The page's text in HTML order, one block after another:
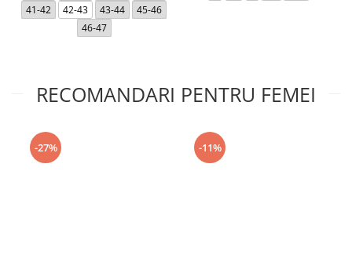
41-42
42-43 43-44
45-46
46-47
RECOMANDARI PENTRU FEMEI
-27% -11%